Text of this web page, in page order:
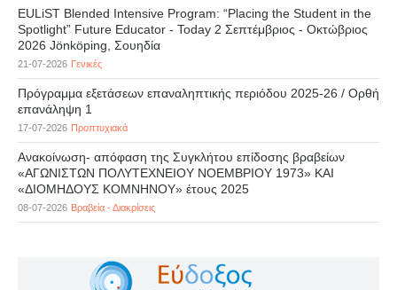
EULiST Blended Intensive Program: “Placing the Student in the
Spotlight” Future Educator - Today 2 Σεπτέμβριος - Οκτώβριος
2026 Jönköping, Σουηδία
21-07-2026 Γενικές
Πρόγραμμα εξετάσεων επαναληπτικής περιόδου 2025-26 / Ορθή
επανάληψη 1
17-07-2026 Προπτυχιακά
Ανακοίνωση- απόφαση της Συγκλήτου επίδοσης βραβείων
«ΑΓΩΝΙΣΤΩΝ ΠΟΛΥΤΕΧΝΕΙΟΥ ΝΟΕΜΒΡΙΟΥ 1973» ΚΑΙ
«ΔΙΟΜΗΔΟΥΣ ΚΟΜΝΗΝΟΥ» έτους 2025
08-07-2026 Βραβεία - Διακρίσεις